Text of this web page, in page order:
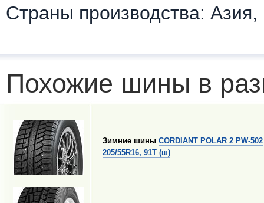
Страны производства: Азия,
Похожие шины в
Зимние шины CORDIANT POLAR 2 PW-502
205/55R16, 91T (ш)